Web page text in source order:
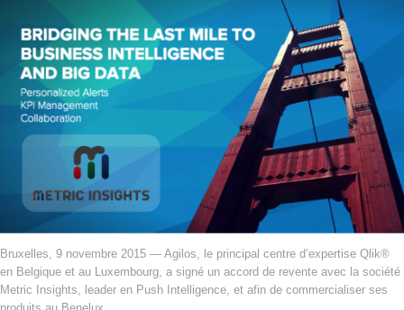
Bruxelles, 9 novembre 2015 — Agilos, le principal centre d’expertise Qlik®
en Belgique et au Luxembourg, a signé un accord de revente avec la société
Metric Insights, leader en Push Intelligence, et afin de commercialiser ses